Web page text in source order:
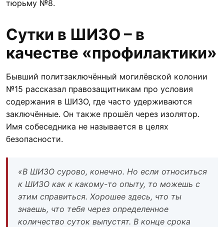
тюрьму №8.
Сутки в ШИЗО – в
качестве «профилактики»
Бывший политзаключённый могилёвской колонии
№15 рассказал правозащитникам про условия
содержания в ШИЗО, где часто удерживаются
заключённые. Он также прошёл через изолятор.
Имя собеседника не называется в целях
безопасности.
«В ШИЗО сурово, конечно. Но если относиться
к ШИЗО как к какому-то опыту, то можешь с
этим справиться. Хорошее здесь, что ты
знаешь, что тебя через определенное
количество суток выпустят. В конце срока